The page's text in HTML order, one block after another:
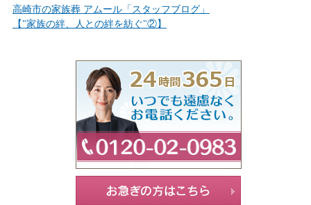
高崎市の家族葬 アムール「スタッフブログ」
【"家族の絆、人との絆を紡ぐ"②】